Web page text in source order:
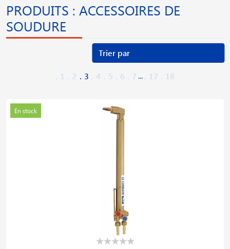
PRODUITS : ACCESSOIRES DE
SOUDURE
1 2 3 4 5 6 7 ... 17 18
En stock